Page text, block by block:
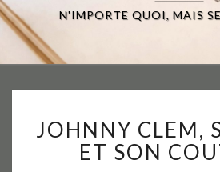
N'IMPORTE QUOI, MAIS
CLEM,
SON
BEAT
JOHNNY CLEM,
ET SON